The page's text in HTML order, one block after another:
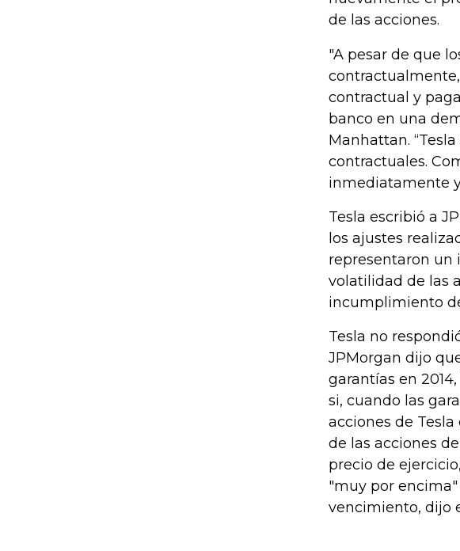
de las acciones.
"A pesar de que
contractual y
banco en una
Manhattan.
contractuales.
inmediatamente
Tesla escribió a
los ajustes
representaron un
volatilidad de las
incumplimiento
Tesla no
JPMorgan dijo
garantías en
si, cuando las
acciones de
de las acciones
precio de
"muy por encima"
vencimiento, dijo